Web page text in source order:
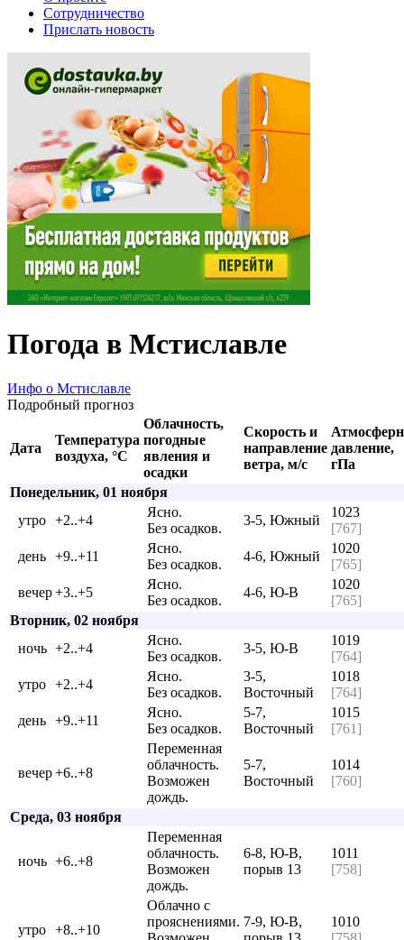
Сотрудничество
Прислать новость
Погода в Мстиславле
Инфо о Мстиславле
Подробный прогноз
Дата
Температура
воздуха, °C
Облачность,
погодные
явления и
осадки
Скорость и
направление
ветра, м/с
давление,
гПа
Понедельник, 01 ноября
утро +2..+4
Ясно.
Без осадков.
3-5, Южный
1023
[767]
день +9..+11
Ясно.
Без осадков.
4-6, Южный
1020
[765]
вечер+3..+5
Ясно.
Без осадков.
4-6, Ю-В
1020
[765]
Вторник, 02 ноября
ночь +2..+4
Ясно.
Без осадков.
3-5, Ю-В
1019
[764]
утро +2..+4
Ясно.
Без осадков.
3-5,
Восточный
1018
[764]
день +9..+11
Ясно.
Без осадков.
5-7,
Восточный
1015
[761]
вечер+6..+8
Переменная
облачность.
Возможен
дождь.
5-7,
Восточный
1014
[760]
Среда, 03 ноября
ночь +6..+8
Переменная
облачность.
Возможен
дождь.
6-8, Ю-В,
порыв 13
1011
[758]
утро +8..+10
Облачно с
прояснениями. 7-9, Ю-В,
1010